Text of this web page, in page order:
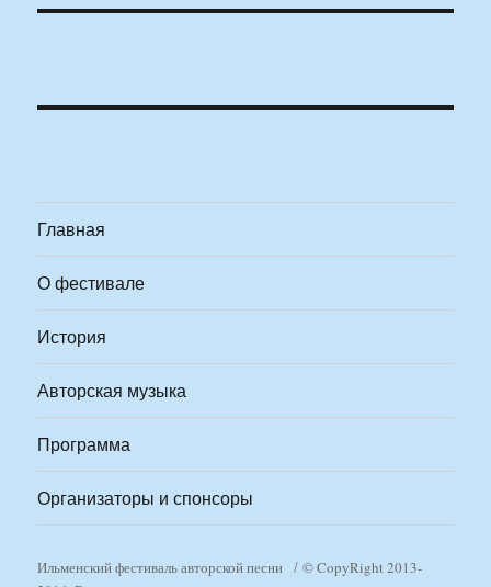
Главная
О фестивале
История
Авторская музыка
Программа
Организаторы и спонсоры
Ильменский фестиваль авторской песни
© CopyRight 2013-